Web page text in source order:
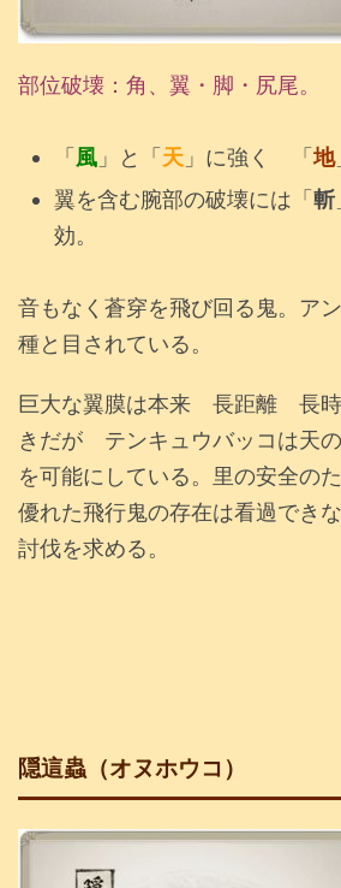
部位破壊：角、翼・脚・尻尾。
「風 」と「天 」に強く 「地
翼を含む腕部の破壊には「斬
効。
音もなく蒼穿を飛び回る鬼。ア
種と目されている。
巨大な翼膜は本来 長距離 長時
きだが テンキュウバッコは天
を可能にしている。里の安全の
優れた飛行鬼の存在は看過でき
討伐を求める。
隠這蟲（オヌホウコ）